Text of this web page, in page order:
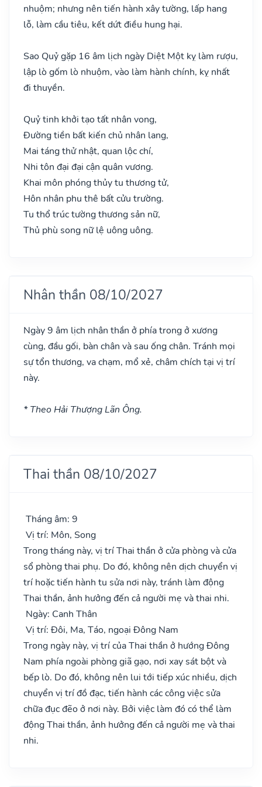
nhuộm; nhưng nên tiến hành xây tường, lấp hang
lỗ, làm cầu tiêu, kết dứt điều hung hại.
Sao Quỷ gặp 16 âm lịch ngày Diệt Một kỵ làm rượu,
lập lò gốm lò nhuộm, vào làm hành chính, kỵ nhất
đi thuyền.
Quỷ tinh khởi tạo tất nhân vong,
Đường tiền bất kiến chủ nhân lang,
Mai táng thử nhật, quan lộc chí,
Nhi tôn đại đại cận quân vương.
Khai môn phóng thủy tu thương tử,
Hôn nhân phu thê bất cửu trường.
Tu thổ trúc tường thương sản nữ,
Thủ phù song nữ lệ uông uông.
Nhân thần 08/10/2027
Ngày 9 âm lịch nhân thần ở phía trong ở xương
cùng, đầu gối, bàn chân và sau ống chân. Tránh mọi
sự tổn thương, va chạm, mổ xẻ, châm chích tại vị trí
này.
* Theo Hải Thượng Lãn Ông.
Thai thần 08/10/2027
Tháng âm: 9
Vị trí: Môn, Song
Trong tháng này, vị trí Thai thần ở cửa phòng và cửa
sổ phòng thai phụ. Do đó, không nên dịch chuyển vị
trí hoặc tiến hành tu sửa nơi này, tránh làm động
Thai thần, ảnh hưởng đến cả người mẹ và thai nhi.
Ngày: Canh Thân
Vị trí: Đôi, Ma, Táo, ngoại Đông Nam
Trong ngày này, vị trí của Thai thần ở hướng Đông
Nam phía ngoài phòng giã gạo, nơi xay sát bột và
bếp lò. Do đó, không nên lui tới tiếp xúc nhiều, dịch
chuyển vị trí đồ đạc, tiến hành các công việc sửa
chữa đục đẽo ở nơi này. Bởi việc làm đó có thể làm
động Thai thần, ảnh hưởng đến cả người mẹ và thai
nhi.